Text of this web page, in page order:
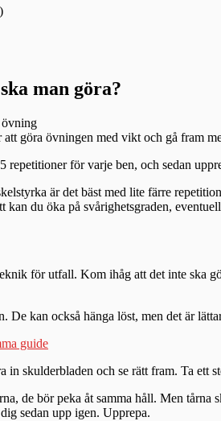
man göra?
göra övningen med vikt och gå fram
repetitioner för varje ben, och sedan
är det bäst med lite färre
kan du öka på svårighetsgraden,
för utfall. Kom ihåg att det inte ska
De kan också hänga löst, men det är
guide
in skulderbladen och se rätt fram. Ta ett
de bör peka åt samma håll. Men
sedan upp igen. Upprepa.